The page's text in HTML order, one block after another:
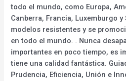
todo el mundo, como Europa,
Canberra, Francia, Luxemburgo y
modelos resistentes y se
en todo el mundo. . Nunca
importantes en poco tiempo, es
tiene una calidad fantástica.
Prudencia, Eficiencia, Unión e